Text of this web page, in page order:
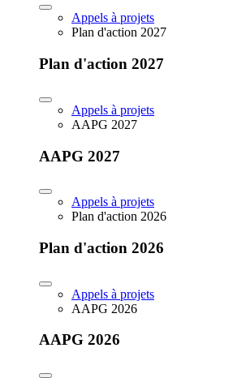
Appels à projets
Plan d'action 2027
Plan d'action 2027
Appels à projets
AAPG 2027
AAPG 2027
Appels à projets
Plan d'action 2026
Plan d'action 2026
Appels à projets
AAPG 2026
AAPG 2026